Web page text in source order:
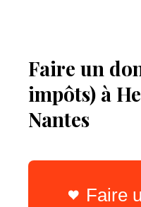
Faire un
impôts) à
Nantes
Faire